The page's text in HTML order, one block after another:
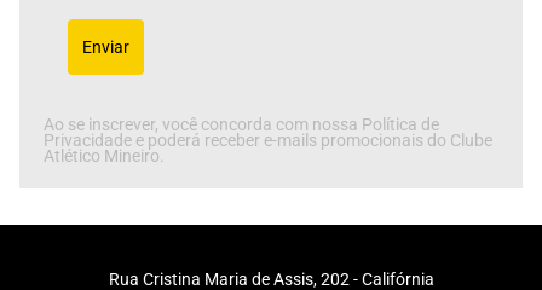
Enviar
Ao se inscrever, você concorda com nossa Política de
Privacidade e poderá receber e-mails promocionais do Clube
Atlético Mineiro.
Rua Cristina Maria de Assis, 202 - Califórnia